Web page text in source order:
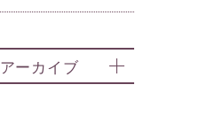
アーカイブ